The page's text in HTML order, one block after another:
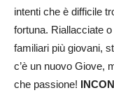
intenti che è difficile
fortuna. Riallacciate
familiari più giovani,
c’è un nuovo Giove,
che passione!